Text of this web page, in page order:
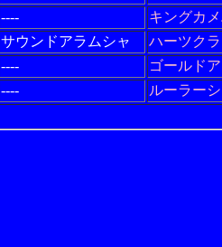
----
キングカ
サウンドアラムシャ
ハーツク
----
ゴールド
---- ルーラー